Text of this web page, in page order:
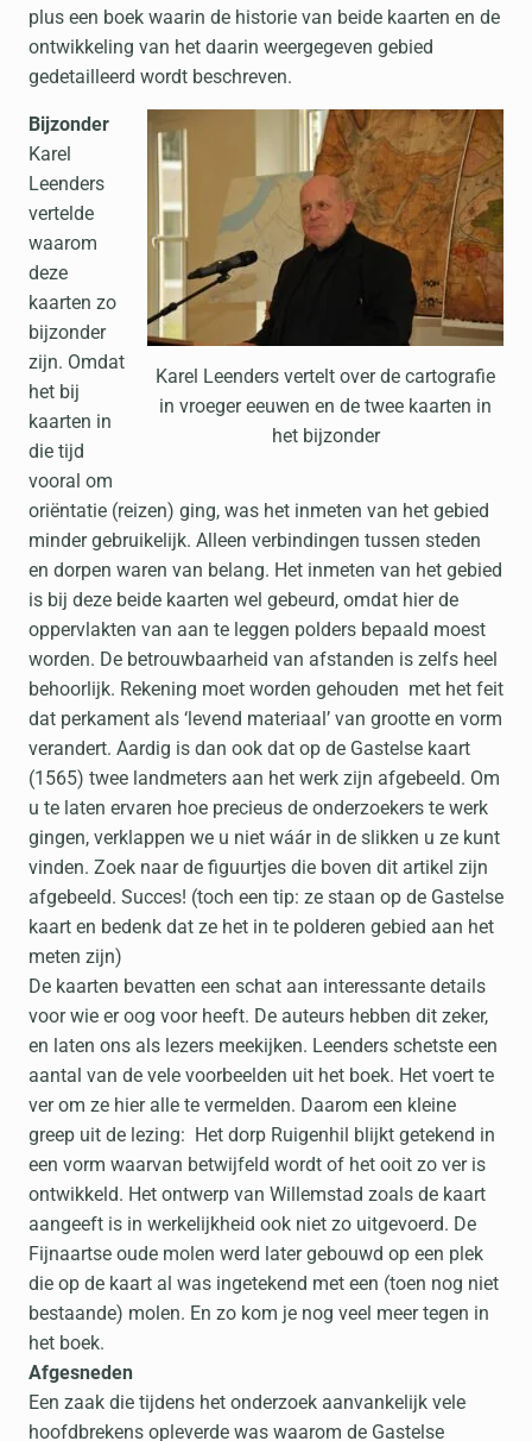
plus een boek waarin de historie van beide kaarten en de
ontwikkeling van het daarin weergegeven gebied
gedetailleerd wordt beschreven.
Karel Leenders vertelt over de cartografie
in vroeger eeuwen en de twee kaarten in
het bijzonder
Bijzonder
Karel
Leenders
vertelde
waarom
deze
kaarten zo
bijzonder
zijn. Omdat
het bij
kaarten in
die tijd
vooral om
oriëntatie (reizen) ging, was het inmeten van het gebied
minder gebruikelijk. Alleen verbindingen tussen steden
en dorpen waren van belang. Het inmeten van het gebied
is bij deze beide kaarten wel gebeurd, omdat hier de
oppervlakten van aan te leggen polders bepaald moest
worden. De betrouwbaarheid van afstanden is zelfs heel
behoorlijk. Rekening moet worden gehouden met het feit
dat perkament als ‘levend materiaal’ van grootte en vorm
verandert. Aardig is dan ook dat op de Gastelse kaart
(1565) twee landmeters aan het werk zijn afgebeeld. Om
u te laten ervaren hoe precieus de onderzoekers te werk
gingen, verklappen we u niet wáár in de slikken u ze kunt
vinden. Zoek naar de figuurtjes die boven dit artikel zijn
afgebeeld. Succes! (toch een tip: ze staan op de Gastelse
kaart en bedenk dat ze het in te polderen gebied aan het
meten zijn)
De kaarten bevatten een schat aan interessante details
voor wie er oog voor heeft. De auteurs hebben dit zeker,
en laten ons als lezers meekijken. Leenders schetste een
aantal van de vele voorbeelden uit het boek. Het voert te
ver om ze hier alle te vermelden. Daarom een kleine
greep uit de lezing: Het dorp Ruigenhil blijkt getekend in
een vorm waarvan betwijfeld wordt of het ooit zo ver is
ontwikkeld. Het ontwerp van Willemstad zoals de kaart
aangeeft is in werkelijkheid ook niet zo uitgevoerd. De
Fijnaartse oude molen werd later gebouwd op een plek
die op de kaart al was ingetekend met een (toen nog niet
bestaande) molen. En zo kom je nog veel meer tegen in
het boek.
Afgesneden
Een zaak die tijdens het onderzoek aanvankelijk vele
hoofdbrekens opleverde was waarom de Gastelse